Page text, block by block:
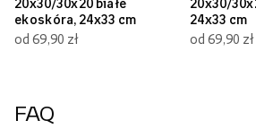
20x30/30x20 białe
ekoskóra, 24x33 cm
od 69,90 zł
20x30/
24x33 cm
od 69,90 zł
FAQ